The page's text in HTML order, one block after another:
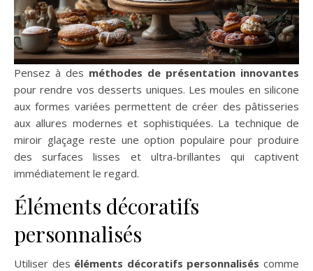
Pensez à des méthodes de présentation innovantes
pour rendre vos desserts uniques. Les moules en silicone
aux formes variées permettent de créer des pâtisseries
aux allures modernes et sophistiquées. La technique de
miroir glaçage reste une option populaire pour produire
des surfaces lisses et ultra-brillantes qui captivent
immédiatement le regard.
Éléments décoratifs
personnalisés
Utiliser des éléments décoratifs personnalisés comme